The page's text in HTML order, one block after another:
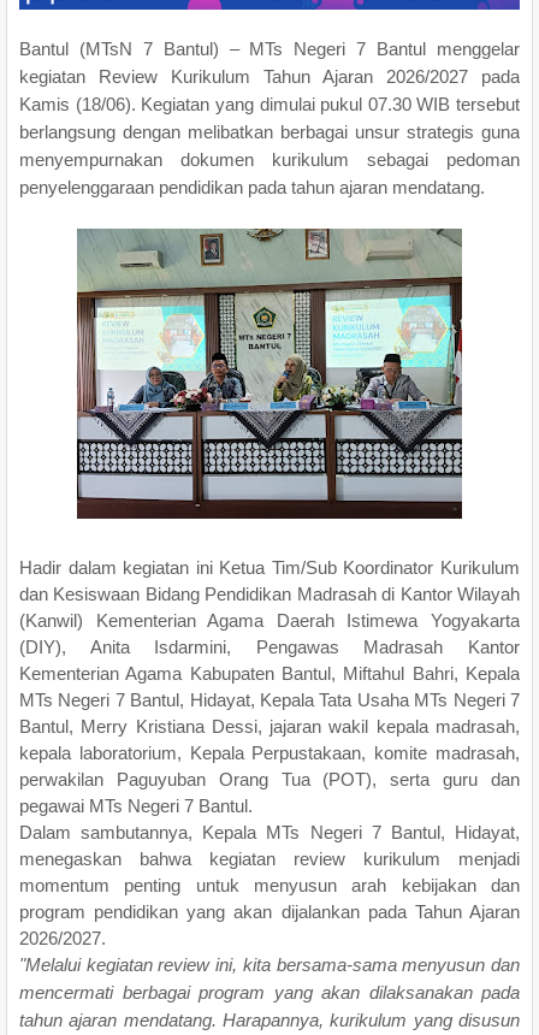
Bantul (MTsN 7 Bantul) – MTs Negeri 7 Bantul menggelar
kegiatan Review Kurikulum Tahun Ajaran 2026/2027 pada
Kamis (18/06). Kegiatan yang dimulai pukul 07.30 WIB tersebut
berlangsung dengan melibatkan berbagai unsur strategis guna
menyempurnakan dokumen kurikulum sebagai pedoman
penyelenggaraan pendidikan pada tahun ajaran mendatang.
Hadir dalam kegiatan ini Ketua Tim/Sub Koordinator Kurikulum
dan Kesiswaan Bidang Pendidikan Madrasah di Kantor Wilayah
(Kanwil) Kementerian Agama Daerah Istimewa Yogyakarta
(DIY), Anita Isdarmini, Pengawas Madrasah Kantor
Kementerian Agama Kabupaten Bantul, Miftahul Bahri, Kepala
MTs Negeri 7 Bantul, Hidayat, Kepala Tata Usaha MTs Negeri 7
Bantul, Merry Kristiana Dessi, jajaran wakil kepala madrasah,
kepala laboratorium, Kepala Perpustakaan, komite madrasah,
perwakilan Paguyuban Orang Tua (POT), serta guru dan
pegawai MTs Negeri 7 Bantul.
Dalam sambutannya, Kepala MTs Negeri 7 Bantul, Hidayat,
menegaskan bahwa kegiatan review kurikulum menjadi
momentum penting untuk menyusun arah kebijakan dan
program pendidikan yang akan dijalankan pada Tahun Ajaran
2026/2027.
"Melalui kegiatan review ini, kita bersama-sama menyusun dan
mencermati berbagai program yang akan dilaksanakan pada
tahun ajaran mendatang. Harapannya, kurikulum yang disusun